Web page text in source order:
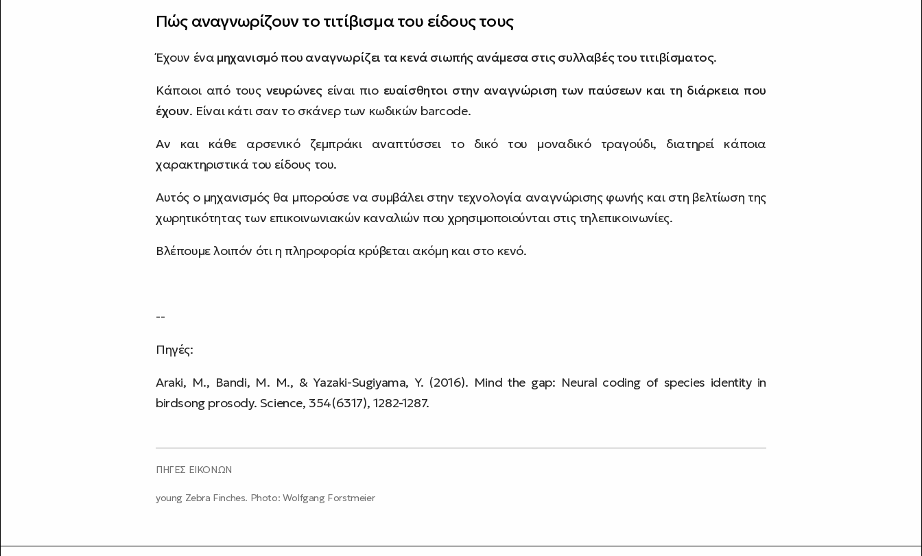
Πώς αναγνωρίζουν το τιτίβισμα του είδους τους
Έχουν ένα μηχανισμό που αναγνωρίζει τα κενά σιωπής ανάμεσα στις συλλαβές του τιτιβίσματος.
Κάποιοι από τους νευρώνεςείναι πιο ευαίσθητοι στην αναγνώριση των παύσεων και τη διάρκεια που
έχουν. Είναι κάτι σαν το σκάνερ των κωδικών barcode.
Αν και κάθε αρσενικό ζεμπράκι αναπτύσσει το δικό του μοναδικό τραγούδι, διατηρεί κάποια
χαρακτηριστικά του είδους του.
Αυτός ο μηχανισμός θα μπορούσε να συμβάλει στην τεχνολογία αναγνώρισης φωνής και στη βελτίωση της
χωρητικότητας των επικοινωνιακών καναλιών που χρησιμοποιούνται στις τηλεπικοινωνίες.
Βλέπουμε λοιπόν ότι η πληροφορία κρύβεται ακόμη και στο κενό.
--
Πηγές:
Araki, M., Bandi, M. M., & Yazaki-Sugiyama, Y. (2016). Mind the gap: Neural coding of species identity in
birdsong prosody. Science, 354(6317), 1282-1287.
ΠΗΓΕΣ ΕΙΚΟΝΩΝ
young Zebra Finches. Photo: Wolfgang Forstmeier